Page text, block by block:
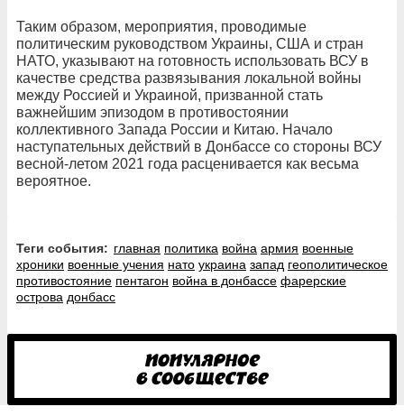
Таким образом, мероприятия, проводимые
политическим руководством Украины, США и стран
НАТО, указывают на готовность использовать ВСУ в
качестве средства развязывания локальной войны
между Россией и Украиной, призванной стать
важнейшим эпизодом в противостоянии
коллективного Запада России и Китаю. Начало
наступательных действий в Донбассе со стороны ВСУ
весной-летом 2021 года расценивается как весьма
вероятное.
Теги события: главная политика война армия военные
хроники военные учения нато украина запад геополитическое
противостояние пентагон война в донбассе фарерские
острова донбасс